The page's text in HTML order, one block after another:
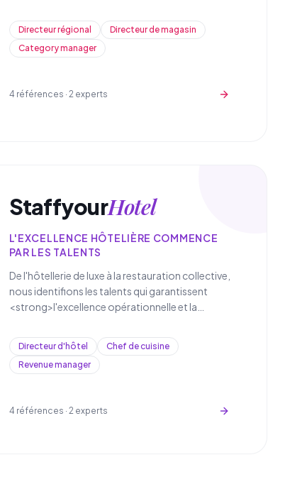
performance commerciale de vos réseaux de
vente.
Directeur régional
Directeur de magasin
Category manager
4 références · 2experts
StaffyourHotel
L'EXCELLENCE HÔTELIÈRE COMMENCE
PAR LES TALENTS
De l'hôtellerie de luxe à la restauration collective,
nous identifions les talents qui garantissent
<strong>l'excellence opérationnelle et la
l'hospitalité</strong>.
Directeur d'hôtel
Chef de cuisine
Revenue manager
4 références · 2experts